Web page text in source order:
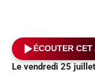
ÉCOUTER
Le vendredi 25